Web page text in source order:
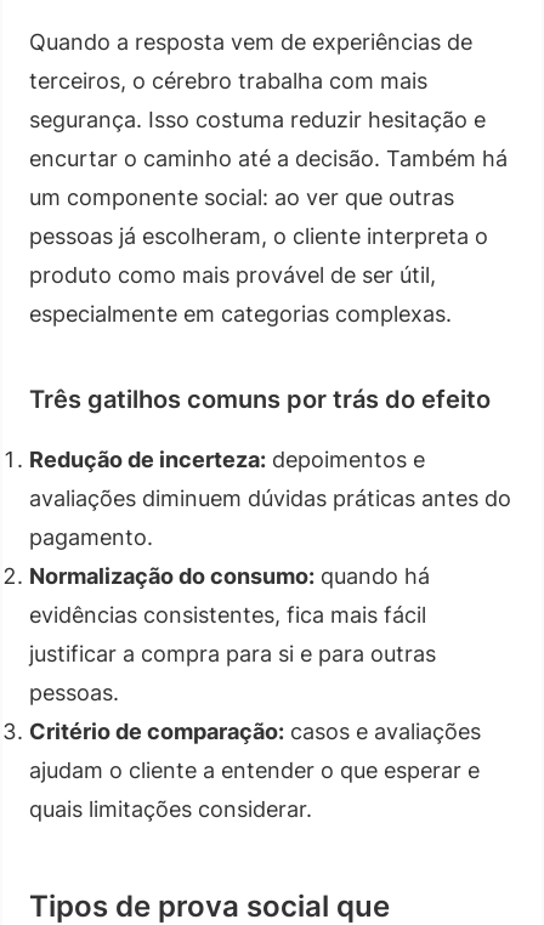
Quando a resposta vem de experiências de
terceiros, o cérebro trabalha com mais
segurança. Isso costuma reduzir hesitação e
encurtar o caminho até a decisão. Também há
um componente social: ao ver que outras
pessoas já escolheram, o cliente interpreta o
produto como mais provável de ser útil,
especialmente em categorias complexas.
Três gatilhos comuns por trás do efeito
Redução de incerteza: depoimentos e
avaliações diminuem dúvidas práticas antes do
pagamento.
Normalização do consumo: quando há
evidências consistentes, fica mais fácil
justificar a compra para si e para outras
pessoas.
Critério de comparação: casos e avaliações
ajudam o cliente a entender o que esperar e
quais limitações considerar.
Tipos de prova social que